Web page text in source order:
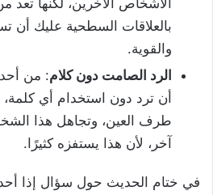
بالعلاقات السطحية عليك أن
والقوية.
الرد الصامت دون كلام: من أحد
أن ترد دون استخدام أي
طرف العين، وتجاهل هذا
آخر، لأن هذا يستفزه كثيرًا.
في ختام الحديث حول سؤال إذا